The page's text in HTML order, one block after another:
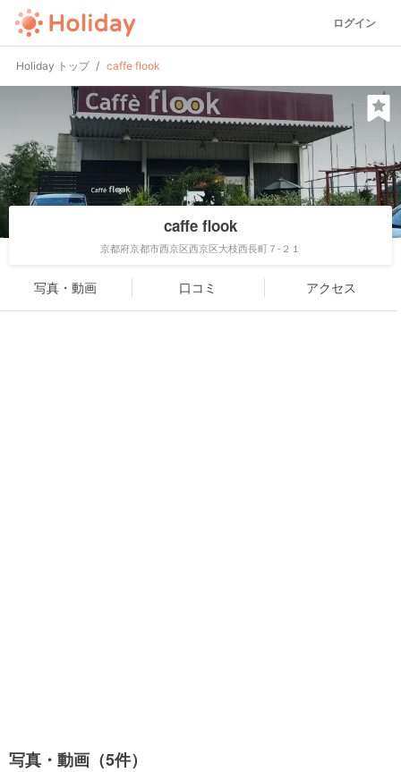
ログイン
Holiday トップ caffe flook
caffe flook
京都府京都市西京区西京区大枝西長町７-２１
写真・動画 口コミ アクセス
写真・動画（5件）